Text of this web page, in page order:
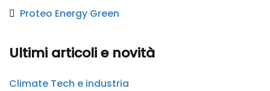
Proteo Energy Green
Ultimi articoli e novità
Climate Tech e industria